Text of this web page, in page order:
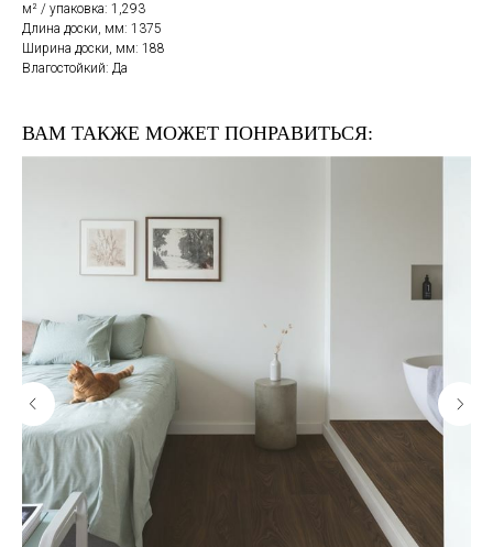
м² / упаковка: 1,293
Длина доски, мм: 1375
Ширина доски, мм: 188
Влагостойкий: Да
ВАМ ТАКЖЕ МОЖЕТ ПОНРАВИТЬСЯ: